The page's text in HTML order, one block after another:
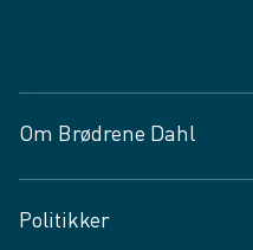
Om Brødrene Dahl
Vagttelefon 30 10 89 89
Politikker